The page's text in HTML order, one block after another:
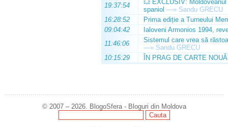
19:37:54
💥 EXCLUSIV:
spaniol —» Sandu GRECU
16:28:52
Prima ediție a Turneului
09:04:42
Ialoveni Armonios 1994,
11:46:06
Sistemul care vrea să
—» Sandu GRECU
10:15:29
ÎN PRAG DE CARTE NOUĂ
© 2007 – 2026. BlogoSfera - Bloguri din Moldova